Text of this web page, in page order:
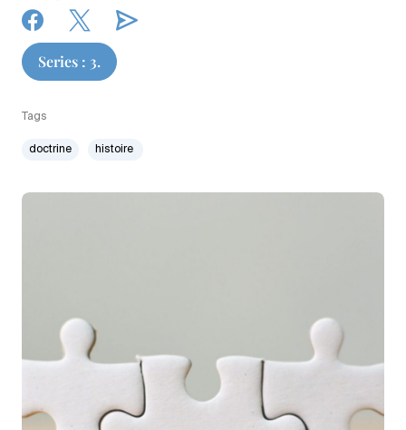
Series : 3.
Tags
doctrine histoire